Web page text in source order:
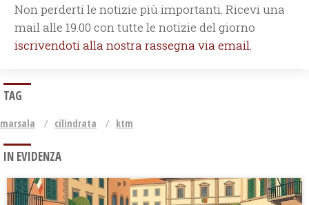
Non perderti le notizie più importanti. Ricevi una
mail alle 19.00 con tutte le notizie del giorno
iscrivendoti alla nostra rassegna via email.
TAG
marsala cilindrata ktm
IN EVIDENZA